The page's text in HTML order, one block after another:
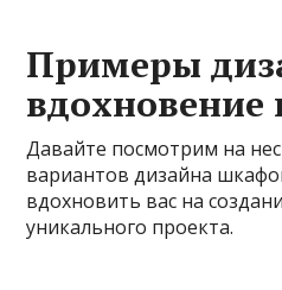
Примеры
вдохновение
Давайте посмотрим на
вариантов дизайна
вдохновить вас на
уникального проекта.